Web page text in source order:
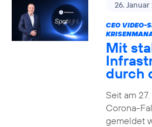
26. Januar
CEO VIDEO-
Mit
durch
Seit am
Corona-
gemeldet